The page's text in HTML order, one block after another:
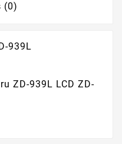
(0)
939L
ZD-939L LCD ZD-